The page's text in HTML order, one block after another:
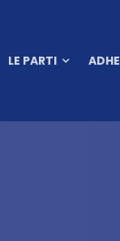
LE PARTI